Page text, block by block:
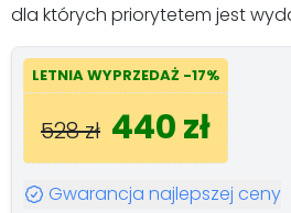
dla których priorytetem jest
LETNIA WYPRZEDAŻ -17%
528 zł 440 zł
Gwarancja najlepszej ceny